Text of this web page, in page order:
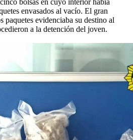
bolsas en cuyo interior había
envasados al vacío. El gran
paquetes evidenciaba su destino al
a la detención del joven.